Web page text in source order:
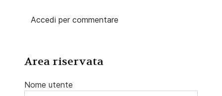
Accedi per commentare
Area riservata
Nome utente